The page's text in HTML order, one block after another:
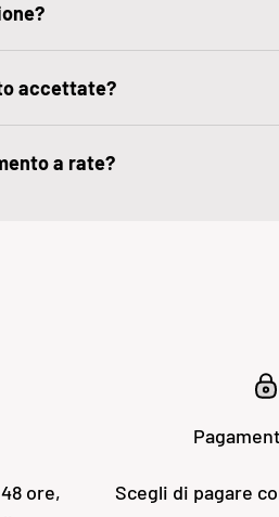
accettate?
a rate?
ore,
Scegli di pagare